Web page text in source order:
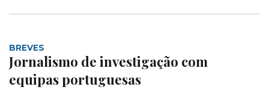
BREVES
Jornalismo de investigação com
equipas portuguesas